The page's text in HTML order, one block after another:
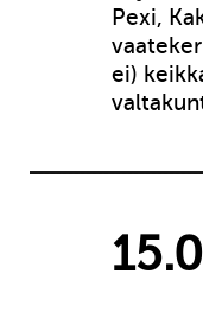
Pexi,
ei)